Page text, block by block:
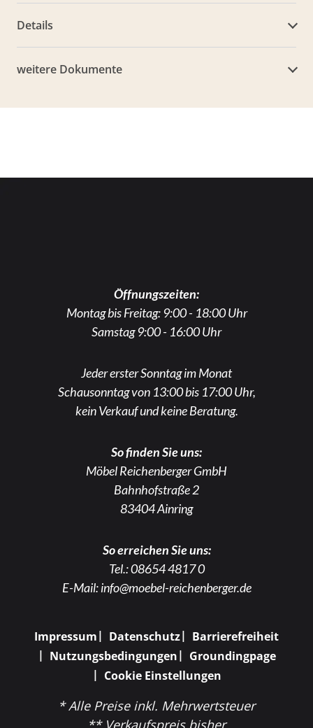
Details
weitere Dokumente
Öffnungszeiten:
Montag bis Freitag: 9:00 - 18:00 Uhr
Samstag 9:00 - 16:00 Uhr
Jeder erster Sonntag im Monat
Schausonntag von 13:00 bis 17:00 Uhr,
kein Verkauf und keine Beratung.
So finden Sie uns:
Möbel Reichenberger GmbH
Bahnhofstraße 2
83404 Ainring
So erreichen Sie uns:
Tel.:08654 4817 0
E-Mail:info@moebel-reichenberger.de
Impressum Datenschutz
Barrierefreiheit
Nutzungsbedingungen
Groundingpage
Cookie Einstellungen
* Alle Preise inkl. Mehrwertsteuer